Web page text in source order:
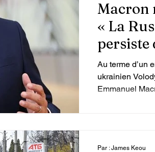
Voyages Vidéos
Attaque du Hamas contre Israël
Macron
« La
persiste
Au terme d’un
ukrainien
Emmanuel
Par : James Keou